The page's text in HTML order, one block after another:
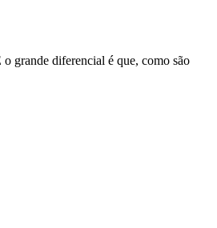
grande diferencial é que, como são